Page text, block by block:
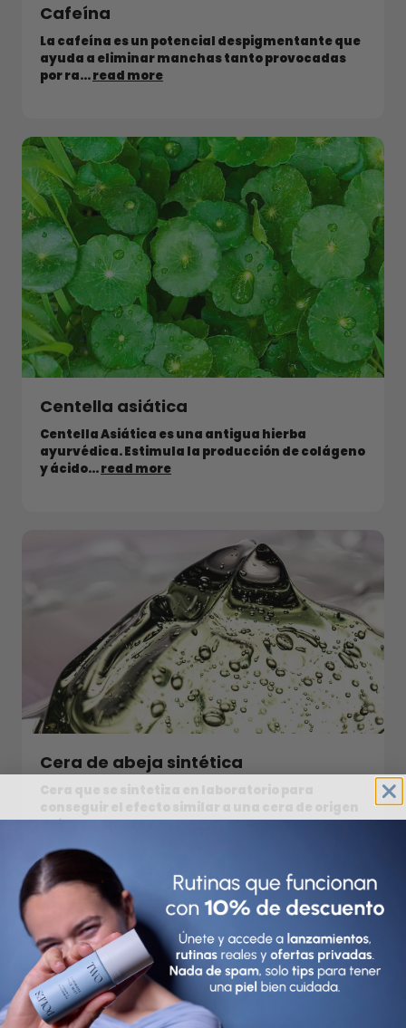
Cafeína
La cafeína es un potencial despigmentante que
ayuda a eliminar manchas tanto provocadas
por ra...read more
Centella asiática
Centella Asiática es una antigua hierba
ayurvédica. Estimula la producción de colágeno
y ácido...read more
Cera de abeja sintética
ani...read more